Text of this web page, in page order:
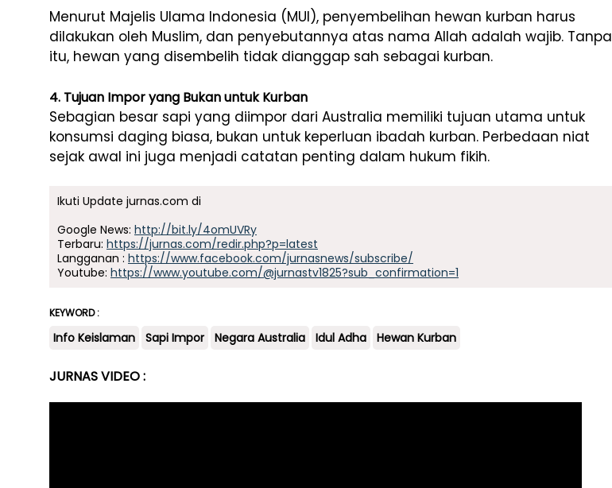
Menurut Majelis Ulama Indonesia (MUI), penyembelihan hewan kurban harus
dilakukan oleh Muslim, dan penyebutannya atas nama Allah adalah wajib. Tanpa
itu, hewan yang disembelih tidak dianggap sah sebagai kurban.
4. Tujuan Impor yang Bukan untuk Kurban
Sebagian besar sapi yang diimpor dari Australia memiliki tujuan utama untuk
konsumsi daging biasa, bukan untuk keperluan ibadah kurban. Perbedaan niat
sejak awal ini juga menjadi catatan penting dalam hukum fikih.
Ikuti Update jurnas.com di
Google News: http://bit.ly/4omUVRy
Terbaru: https://jurnas.com/redir.php?p=latest
Langganan : https://www.facebook.com/jurnasnews/subscribe/
Youtube: https://www.youtube.com/@jurnastv1825?sub_confirmation=1
KEYWORD :
Info Keislaman Sapi Impor Negara Australia Idul Adha Hewan Kurban
JURNAS VIDEO :